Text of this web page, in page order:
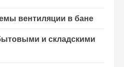
вентиляции в бане
и складскими